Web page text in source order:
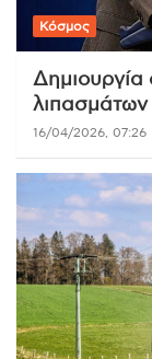
Κόσμος
λιπασμάτων
16/04/2026, 07:26